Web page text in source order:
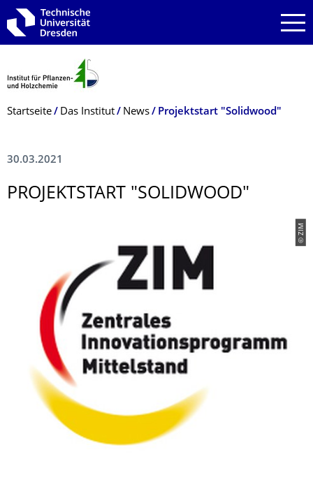
Zur Hauptnavigation springen
Zur Suche springen
Zum Inhalt springen
Breadcrumb-Menü
Startseite Das Institut News Projektstart "Solidwood"
30.03.2021
PROJEKTSTART "SOLIDWOOD"
© ZIM